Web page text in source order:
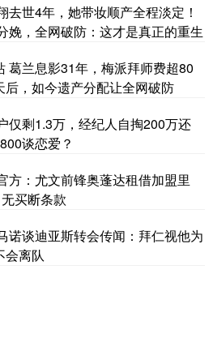
去世4年，她带妆顺产全程淡定！
娩，全网破防：这才是真正的重生
葛兰息影31年，梅派拜师费超80
，如今遗产分配让全网破防
仅剩1.3万，经纪人自掏200万还
谈恋爱？
方：尤文前锋奥蓬达租借加盟里
买断条款
诺谈迪亚斯转会传闻：拜仁视他为
会离队